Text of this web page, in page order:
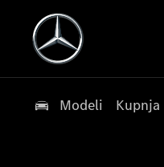
Modeli Kupnja